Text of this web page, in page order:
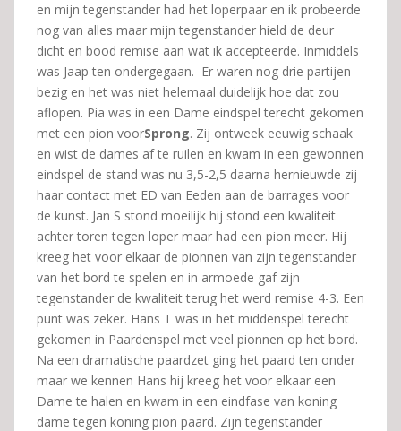
en mijn tegenstander had het loperpaar en ik probeerde
nog van alles maar mijn tegenstander hield de deur
dicht en bood remise aan wat ik accepteerde. Inmiddels
was Jaap ten ondergegaan. Er waren nog drie partijen
bezig en het was niet helemaal duidelijk hoe dat zou
aflopen. Pia was in een Dame eindspel terecht gekomen
met een pion voorSprong. Zij ontweek eeuwig schaak
en wist de dames af te ruilen en kwam in een gewonnen
eindspel de stand was nu 3,5-2,5 daarna hernieuwde zij
haar contact met ED van Eeden aan de barrages voor
de kunst. Jan S stond moeilijk hij stond een kwaliteit
achter toren tegen loper maar had een pion meer. Hij
kreeg het voor elkaar de pionnen van zijn tegenstander
van het bord te spelen en in armoede gaf zijn
tegenstander de kwaliteit terug het werd remise 4-3. Een
punt was zeker. Hans T was in het middenspel terecht
gekomen in Paardenspel met veel pionnen op het bord.
Na een dramatische paardzet ging het paard ten onder
maar we kennen Hans hij kreeg het voor elkaar een
Dame te halen en kwam in een eindfase van koning
dame tegen koning pion paard. Zijn tegenstander